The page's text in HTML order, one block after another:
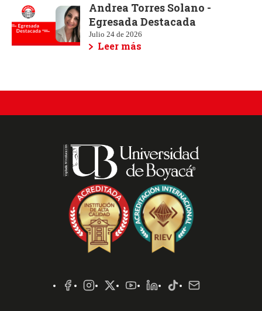
Andrea Torres Solano -
Egresada Destacada
Julio 24 de 2026
Leer más
Sociales